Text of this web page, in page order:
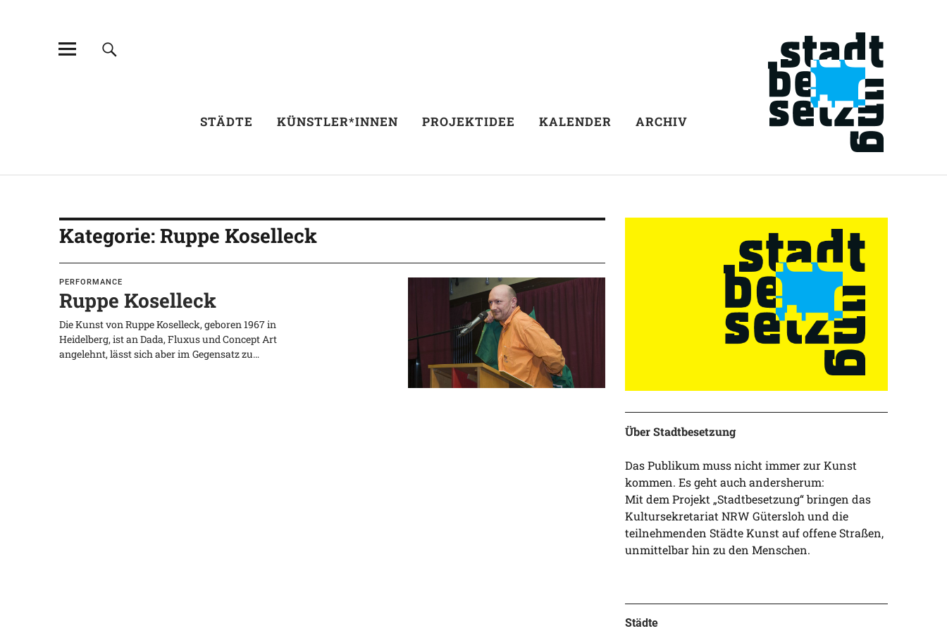
STÄDTE KÜNSTLER*INNEN PROJEKTIDEE KALENDER ARCHIV
Kategorie:Ruppe Koselleck
PERFORMANCE
Ruppe Koselleck
Die Kunst von Ruppe Koselleck, geboren 1967 in
Heidelberg, ist an Dada, Fluxus und Concept Art
angelehnt, lässt sich aber im Gegensatz zu…
Über Stadtbesetzung
Das Publikum muss nicht immer zur Kunst
kommen. Es geht auch andersherum:
Mit dem Projekt „Stadtbesetzung“ bringen das
Kultursekretariat NRW Gütersloh und die
teilnehmenden Städte Kunst auf offene Straßen,
unmittelbar hin zu den Menschen.
Städte